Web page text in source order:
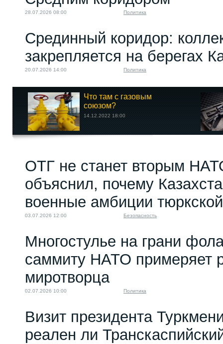
28.07.2026 08:00 Политика
Срединный коридор:
закрепляется на берегах
20.07.2026 14:00 Политика
Что там с газовым
союзом?
14.12.2022 18:00
ОТГ не станет вторым
объяснил, почему
военные амбиции
03.07.2026 12:00 Безопасность
Многостулье на грани
саммиту НАТО примеряет
миротворца
02.07.2026 10:00 Политика
Визит президента
реален ли